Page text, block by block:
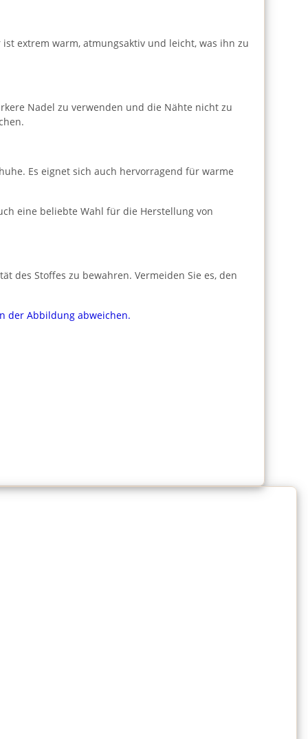
extrem warm, atmungsaktiv und leicht, was ihn zu
Nadel zu verwenden und die Nähte nicht zu
Es eignet sich auch hervorragend für warme
eine beliebte Wahl für die Herstellung von
des Stoffes zu bewahren. Vermeiden Sie es, den
der Abbildung abweichen.